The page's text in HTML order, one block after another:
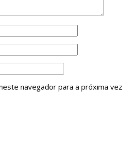
navegador para a próxima vez